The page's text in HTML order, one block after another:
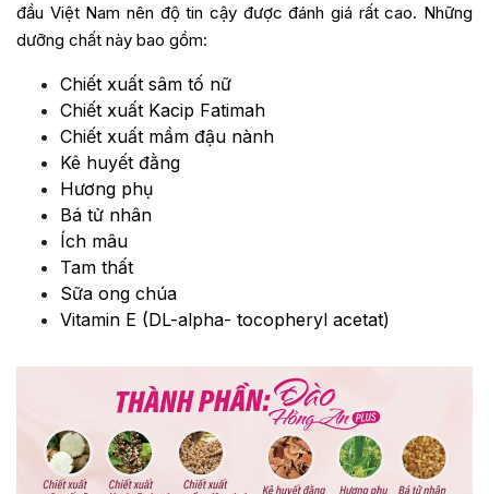
đầu Việt Nam nên độ tin cậy được đánh giá rất cao. Những
dưỡng chất này bao gồm:
Chiết xuất sâm tố nữ
Chiết xuất Kacip Fatimah
Chiết xuất mầm đậu nành
Kê huyết đằng
Hương phụ
Bá tử nhân
Ích mâu
Tam thất
Sữa ong chúa
Vitamin E (DL-alpha- tocopheryl acetat)